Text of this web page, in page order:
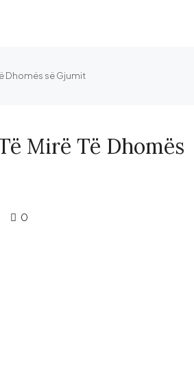
Dhomës së Gjumit
Mirë Të Dhomës
0